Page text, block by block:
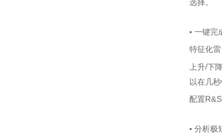
选择。
• 一键完
特征化
上升/下
以在几
配置R&S
• 分析极